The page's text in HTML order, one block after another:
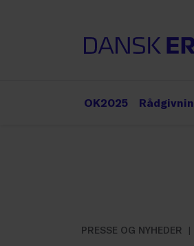
OK2025
PRESSE OG NYHEDER